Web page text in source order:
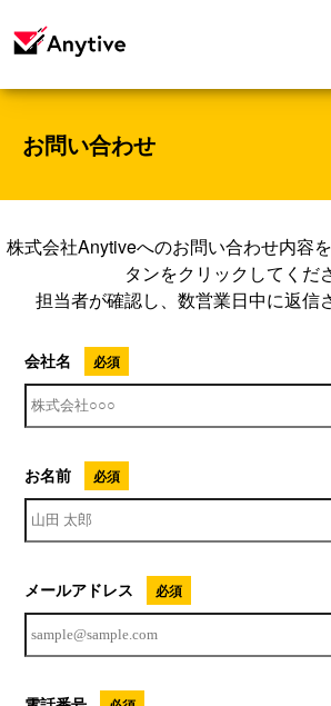
お問い合わせ
株式会社Anytiveへのお問い合わせ内容
タンをクリックしてくだ
担当者が確認し、数営業日中に返信
会社名
お名前
メールアドレス